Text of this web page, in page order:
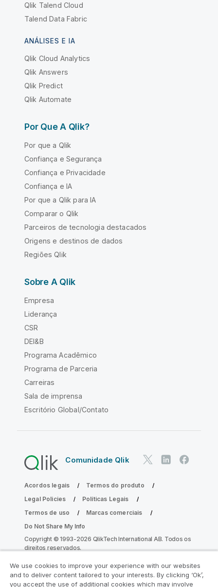
Qlik Talend Cloud
Talend Data Fabric
ANÁLISES E IA
Qlik Cloud Analytics
Qlik Answers
Qlik Predict
Qlik Automate
Por Que A Qlik?
Por que a Qlik
Confiança e Segurança
Confiança e Privacidade
Confiança e IA
Por que a Qlik para IA
Comparar o Qlik
Parceiros de tecnologia destacados
Origens e destinos de dados
Regiões Qlik
Sobre A Qlik
Empresa
Liderança
CSR
DEI&B
Programa Acadêmico
Programa de Parceria
Carreiras
Sala de imprensa
Escritório Global/Contato
Comunidade Qlik
Acordos legais
Termos do produto
Legal Policies
Políticas Legais
Termos de uso
Marcas comerciais
Do Not Share My Info
Copyright © 1993-2026 QlikTech International AB. Todos os
direitos reservados.
Participe do Programa de Modernização
We use cookies to improve your experience with our websites
and to deliver content tailored to your interests. By clicking ‘Ok’,
you accept the use of additional cookies which may involve